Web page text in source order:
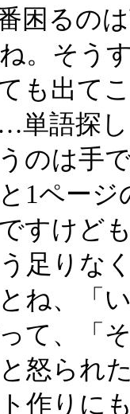
困るの
。そう
も出て
単語探
のは手
1ペー
すけど
足りな
ね、「
て、「
怒られ
作りに